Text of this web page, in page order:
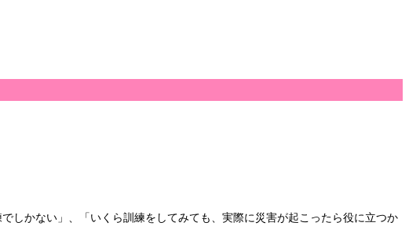
しかない」、「いくら訓練をしてみても、実際に災害が起こったら役に立つか